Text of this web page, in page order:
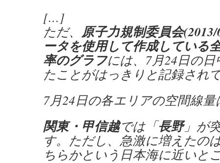
[…]
ただ、 原子力規制委員会
ータを使用して作成している
率のグラフには、7月24日の
たことがはっきりと記録され
7月24日の各エリアの空間線
関東・甲信越では「長野」が
す。ただし、急激に増えたの
ちらかという日本海に近いと